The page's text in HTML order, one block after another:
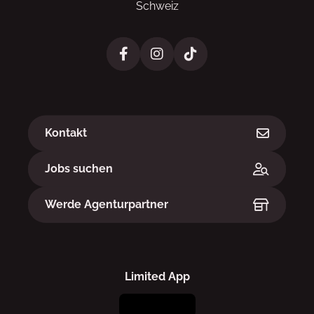
Schweiz
Kontakt
Jobs suchen
Werde Agenturpartner
Limited App